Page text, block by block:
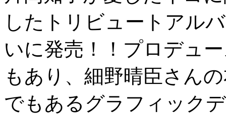
したトリビュートアル
いに発売！！プロデュ
もあり、細野晴臣さん
でもあるグラフィック